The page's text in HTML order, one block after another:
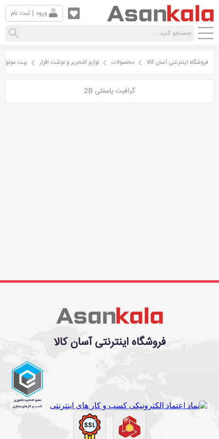
ورود | ثبت نام
فروشگاه اینترنتی آسان کالا محصولات لوازم التحریر و نوشت افزار پیت
گرافیت پاستلی 2B
فروشگاه اینترنتی آسان کالا